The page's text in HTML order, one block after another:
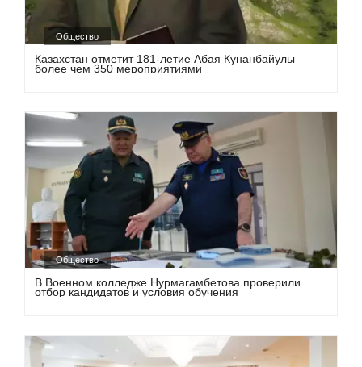
Общество
Казахстан отметит 181-летие Абая Кунанбайулы
более чем 350 мероприятиями
Общество
В Военном колледже Нурмагамбетова проверили
отбор кандидатов и условия обучения